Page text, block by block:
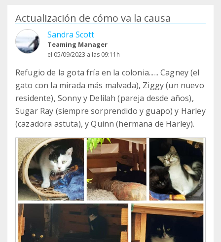
Actualización de cómo va la causa
Sandra Scott
Teaming Manager
el 05/09/2023 a las 09:11h
Refugio de la gota fría en la colonia...... Cagney (el
gato con la mirada más malvada), Ziggy (un nuevo
residente), Sonny y Delilah (pareja desde años),
Sugar Ray (siempre sorprendido y guapo) y Harley
(cazadora astuta), y Quinn (hermana de Harley).